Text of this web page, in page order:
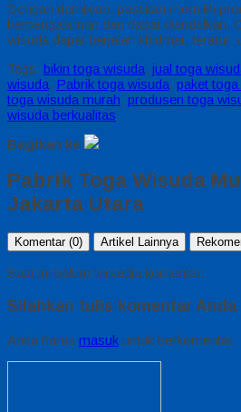
Dengan demikian, pastikan memilih
berpengalaman dan dapat diandalkan.
wisuda dapat berjalan khidmat, teratur,
Tags: bikin toga wisuda, jual toga
wisuda, Pabrik toga wisuda, paket
toga wisuda murah, produsen toga
wisuda berkualitas
Bagikan ke
Pabrik Toga Wisuda
Jakarta Utara
Komentar (0) Artikel Lainnya
Saat ini belum tersedia komentar.
Silahkan tulis komentar Anda
Anda harus masuk untuk berkomentar.